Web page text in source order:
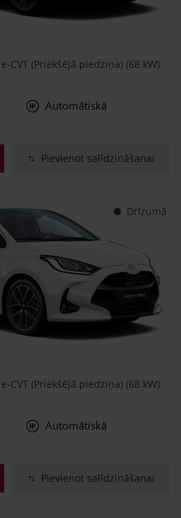
CVT (Priekšējā piedziņa) (68 kW)
Automātiskā
Pievienot salīdzināšanai
Drīzumā
CVT (Priekšējā piedziņa) (68 kW)
Automātiskā
Pievienot salīdzināšanai